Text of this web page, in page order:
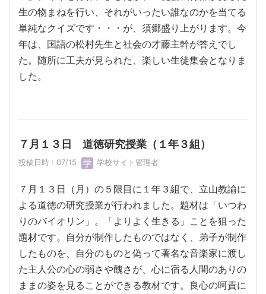
生の物まねを行い、それがいったい誰なのかを当てる
単純なクイズです・・・が、須郷盛り上がります。今
年は、国語の松村先生と社会の才藤主幹が答えでし
た。随所に工夫が見られた、楽しい生徒集会となりま
した。
７月１３日 道徳研究授業（１年３組）
投稿日時 : 07/15 学校サイト管理者
７月１３日（月）の５限目に１年３組で、立山教諭に
よる道徳の研究授業が行われました。題材は「いつわ
りのバイオリン」。「よりよく生きる」ことを狙った
題材です。自分が制作したものではなく、弟子が制作
したものを、自分のものと偽って著名な音楽家に渡し
た主人公の心の弱さや醜さが、心に宿る人間のありの
ままの姿を見ることができる教材です。良心の呵責に